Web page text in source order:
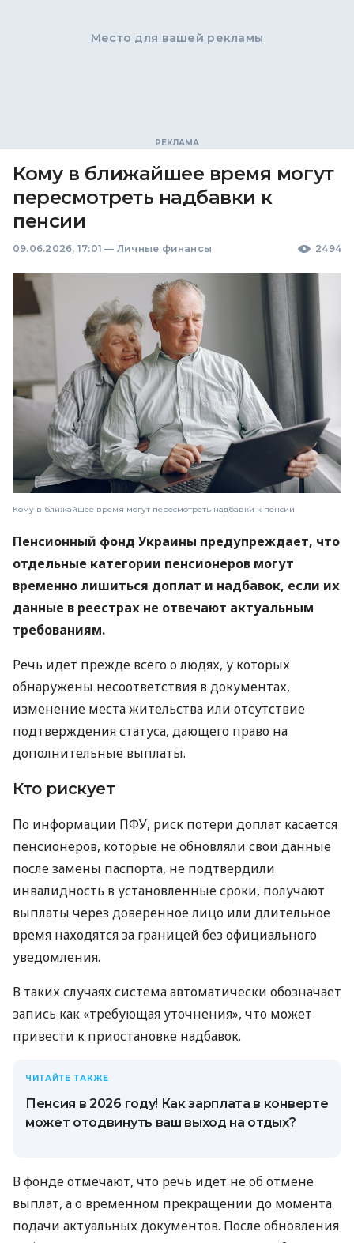
Место для вашей рекламы
Кому в ближайшее время могут
пересмотреть надбавки к
пенсии
09.06.2026, 17:01 — Личные финансы 2494
Кому в ближайшее время могут пересмотреть надбавки к пенсии
Пенсионный фонд Украины предупреждает, что
отдельные категории пенсионеров могут
временно лишиться доплат и надбавок, если их
данные в реестрах не отвечают актуальным
требованиям.
Речь идет прежде всего о людях, у которых
обнаружены несоответствия в документах,
изменение места жительства или отсутствие
подтверждения статуса, дающего право на
дополнительные выплаты.
Кто рискует
По информации ПФУ, риск потери доплат касается
пенсионеров, которые не обновляли свои данные
после замены паспорта, не подтвердили
инвалидность в установленные сроки, получают
выплаты через доверенное лицо или длительное
время находятся за границей без официального
уведомления.
В таких случаях система автоматически обозначает
запись как «требующая уточнения», что может
привести к приостановке надбавок.
ЧИТАЙТЕ ТАКЖЕ
Пенсия в 2026 году! Как зарплата в конверте
может отодвинуть ваш выход на отдых?
В фонде отмечают, что речь идет не об отмене
выплат, а о временном прекращении до момента
подачи актуальных документов. После обновления